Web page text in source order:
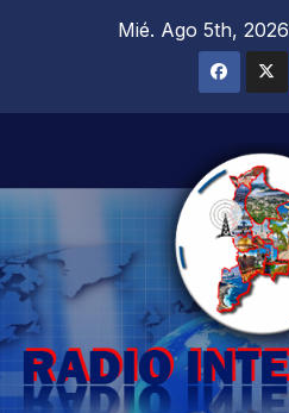
Mié. Ago 5th, 2026